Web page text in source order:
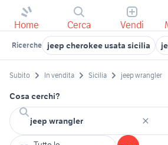
Home Cerca Vendi
Ricerche jeep cherokee usata sicilia
Subito In vendita Sicilia jeep wrangler
Cosa cerchi?